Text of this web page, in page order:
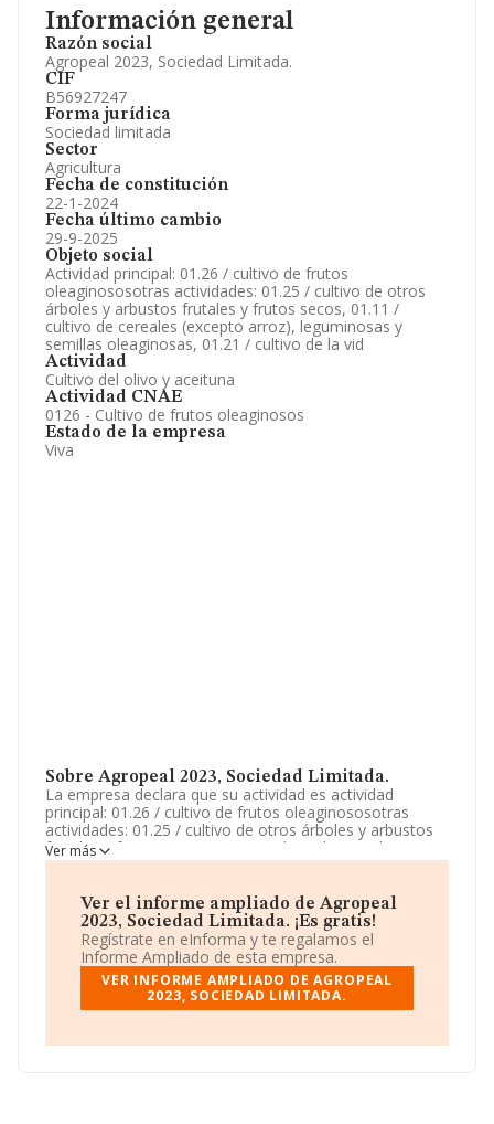
Información general
Razón social
Agropeal 2023, Sociedad Limitada.
CIF
B56927247
Forma jurídica
Sociedad limitada
Sector
Agricultura
Fecha de constitución
22-1-2024
Fecha último cambio
29-9-2025
Objeto social
Actividad principal: 01.26 / cultivo de frutos
oleaginososotras actividades: 01.25 / cultivo de otros
árboles y arbustos frutales y frutos secos, 01.11 /
cultivo de cereales (excepto arroz), leguminosas y
semillas oleaginosas, 01.21 / cultivo de la vid
Actividad
Cultivo del olivo y aceituna
Actividad CNAE
0126 - Cultivo de frutos oleaginosos
Estado de la empresa
Viva
Sobre Agropeal 2023, Sociedad Limitada.
La empresa declara que su actividad es actividad
principal: 01.26 / cultivo de frutos oleaginososotras
actividades: 01.25 / cultivo de otros árboles y arbustos
frutales y frutos secos, 01.11 / cultivo de cereales
(excepto arroz), leguminosas y semillas oleaginosas,
como Sociedad Limitada. Su actividad CNAE es 'Cultivo
de frutos oleaginosos' con código 0126. La sociedad no
tiene actividad en mercados exteriores.
La sociedad españolaAgropeal 2023, Sociedad
Limitada, B56927247, se encuentra en Calle San
Francisco núm. 3 1 B, (13001), Ciudad Real, Castilla-la
Ver más
Ver el informe ampliado de Agropeal
2023, Sociedad Limitada. ¡Es gratis!
Regístrate en eInforma y te regalamos el
Informe Ampliado de esta empresa.
VER INFORME AMPLIADO DE AGROPEAL
2023, SOCIEDAD LIMITADA.
Información oficial y registral complementaria.